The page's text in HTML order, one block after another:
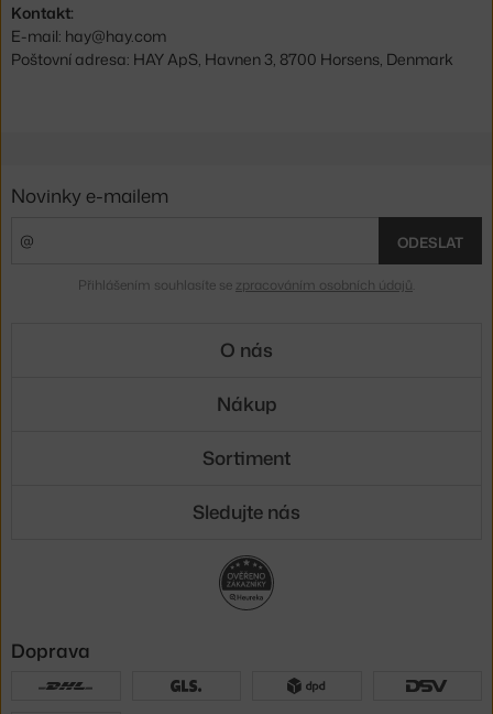
Kontakt:
E-mail: hay@hay.com
Poštovní adresa: HAY ApS, Havnen 3, 8700 Horsens, Denmark
Novinky e-mailem
ODESLAT
Přihlášením souhlasíte se zpracováním osobních údajů
O nás
Nákup
Sortiment
Sledujte nás
Doprava